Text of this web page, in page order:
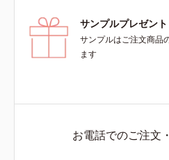
サンプルプレゼント
サンプルはご注文商品
ます
お電話でのご注文